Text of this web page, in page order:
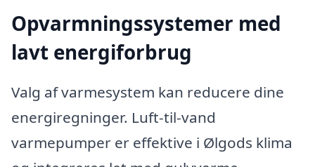
Opvarmningssystemer med
lavt energiforbrug
Valg af varmesystem kan reducere dine
energiregninger. Luft-til-vand
varmepumper er effektive i Ølgods klima